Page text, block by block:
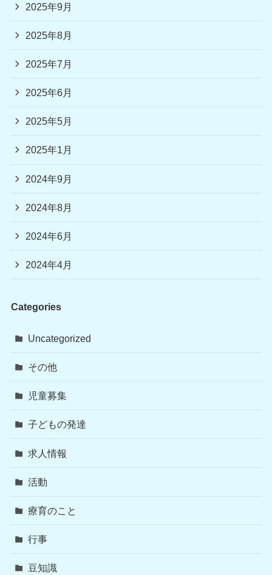
2025年9月
2025年8月
2025年7月
2025年6月
2025年5月
2025年1月
2024年9月
2024年8月
2024年6月
2024年4月
Categories
Uncategorized
その他
児童募集
子どもの発達
求人情報
活動
療育のこと
行事
豆知識